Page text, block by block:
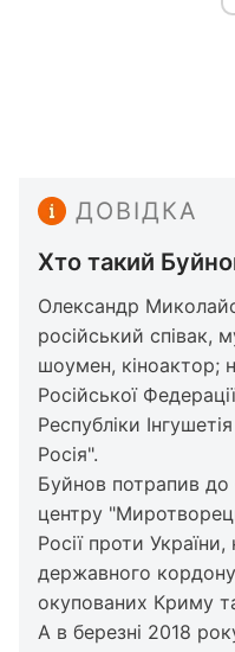
ДОВІДКА
Хто такий
Олександр
російський співак,
шоумен, кіноактор;
Російської
Республіки
Росія".
Буйнов потрапив до
центру
Росії проти
державного
окупованих Криму
А в березні 2018